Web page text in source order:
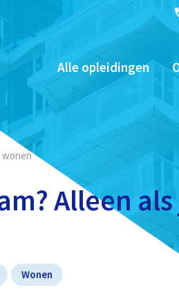
Alle opleidingen
wonen
Alleen als
Wonen